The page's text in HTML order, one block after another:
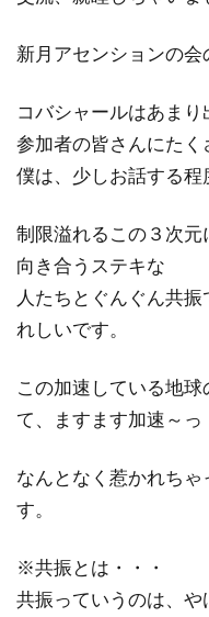
新月アセンションの会
コバシャールはあまり
参加者の皆さんにたく
僕は、少しお話する程
制限溢れるこの３次
向き合うステキな
人たちとぐんぐん共
れしいです。
この加速している地
て、ますます加速～っ
なんとなく惹かれち
す。
※共振とは・・・
共振っていうのは、